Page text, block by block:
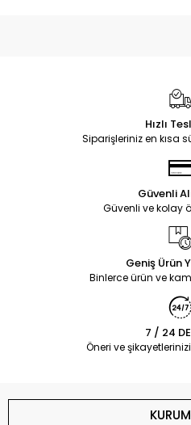
Hızlı
Siparişleriniz en kısa
Güvenli
Güvenli ve kolay
Geniş Ürün
Binlerce ürün ve
7 / 24
Öneri ve